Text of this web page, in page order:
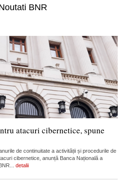
BNR
atacuri cibernetice, spune
de continuitate a activității și procedurile de
cibernetice, anunță Banca Națională a
detalii